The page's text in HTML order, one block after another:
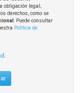
obligación legal;
derechos, como se
: Puede consultar
Política de
.